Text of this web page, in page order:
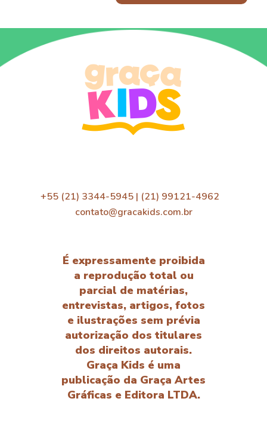
+55 (21) 3344-5945 | (21) 99121-4962
contato@gracakids.com.br
É expressamente proibida
a reprodução total ou
parcial de matérias,
entrevistas, artigos, fotos
e ilustrações sem prévia
autorização dos titulares
dos direitos autorais.
Graça Kids é uma
publicação da Graça Artes
Gráficas e Editora LTDA.